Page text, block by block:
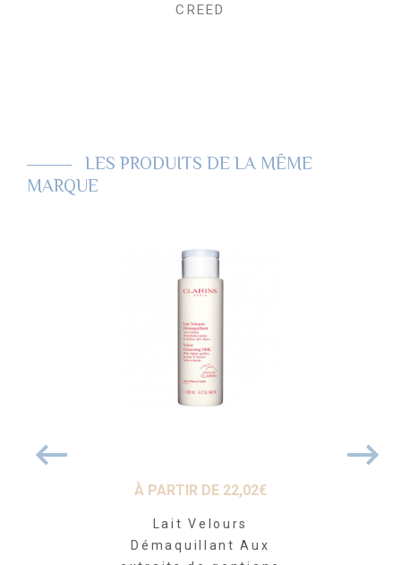
CREED
LES PRODUITS DE LA MÊME
MARQUE
À PARTIR DE 22,02€
Lait Velours
Démaquillant Aux